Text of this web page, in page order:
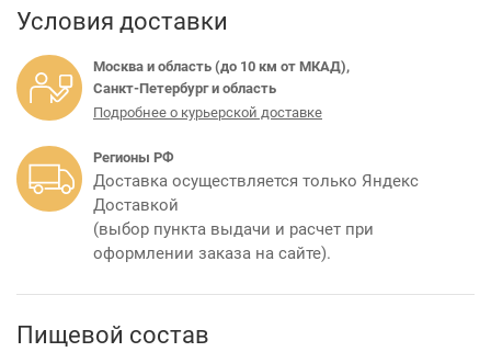
Условия доставки
Москва и область (до 10 км от МКАД),
Санкт-Петербург и область
Подробнее о курьерской доставке
Регионы РФ
Доставка осуществляется только Яндекс
Доставкой
(выбор пункта выдачи и расчет при
оформлении заказа на сайте).
Пищевой состав